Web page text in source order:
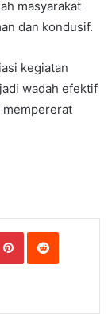
masyarakat
dan kondusif.
kegiatan
wadah efektif
mempererat
PinterestReddit